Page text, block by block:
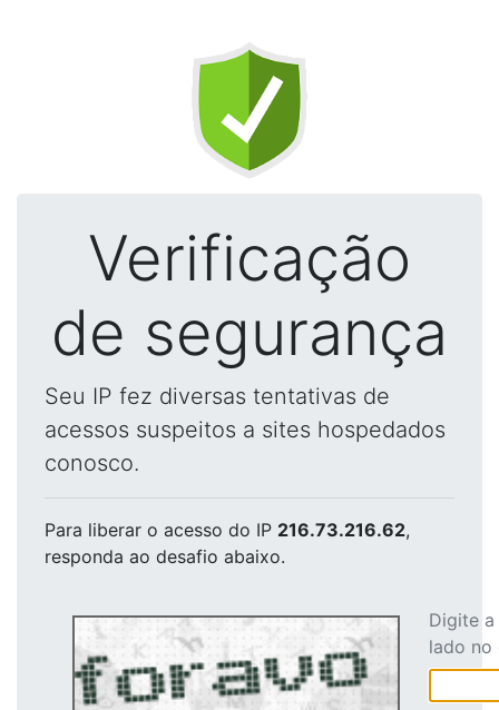
Verificação
de segurança
Seu IP fez diversas tentativas de
acessos suspeitos a sites hospedados
conosco.
Para liberar o acesso do IP 216.73.216.62,
responda ao desafio abaixo.
Digite
lado no